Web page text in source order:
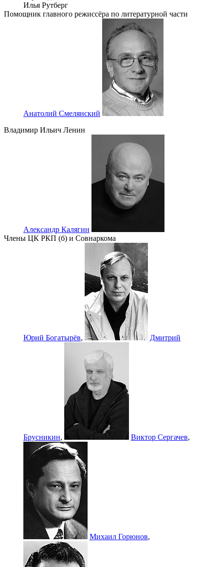
Илья Рутберг
Помощник главного режиссёра по литературной части
Анатолий Смелянский
Владимир Ильич Ленин
Александр Калягин
Члены ЦК РКП (б) и Совнаркома
Юрий Богатырёв, Дмитрий
Брусникин, Виктор Сергачев,
Михаил Горюнов,